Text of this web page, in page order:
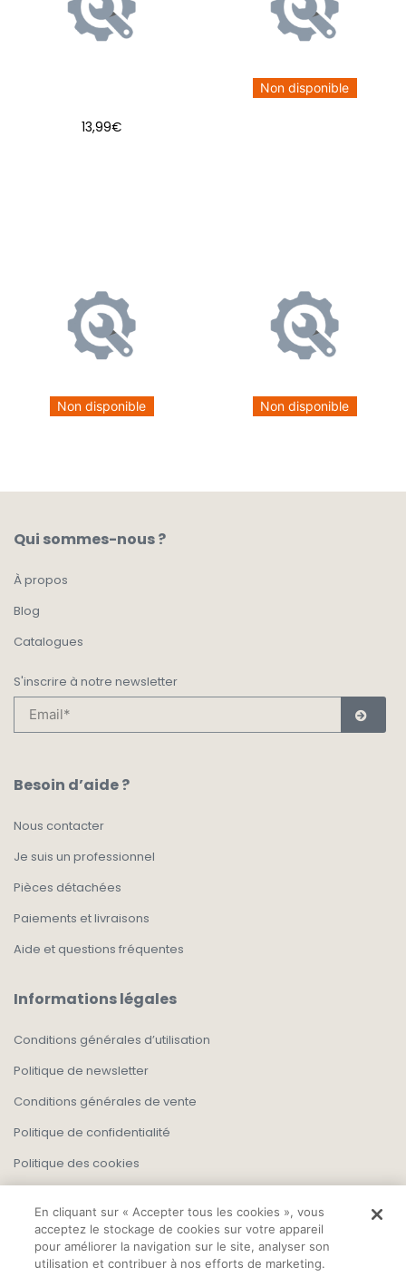
13,99€
Non disponible
Non disponible Non disponible
Qui sommes-nous ?
À propos
Blog
Catalogues
S'inscrire à notre newsletter
Besoin d’aide ?
Nous contacter
Je suis un professionnel
Pièces détachées
Paiements et livraisons
Aide et questions fréquentes
Informations légales
Conditions générales d’utilisation
Politique de newsletter
Conditions générales de vente
Politique de confidentialité
Politique des cookies
En cliquant sur « Accepter tous les cookies », vous
acceptez le stockage de cookies sur votre appareil
pour améliorer la navigation sur le site, analyser son
utilisation et contribuer à nos efforts de marketing.